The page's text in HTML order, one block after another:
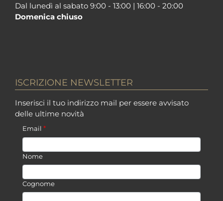
Dal lunedì al sabato 9:00 - 13:00 | 16:00 - 20:00
Domenica chiuso
ISCRIZIONE NEWSLETTER
Inserisci il tuo indirizzo mail per essere avvisato
delle ultime novità
Email *
Nome
Cognome